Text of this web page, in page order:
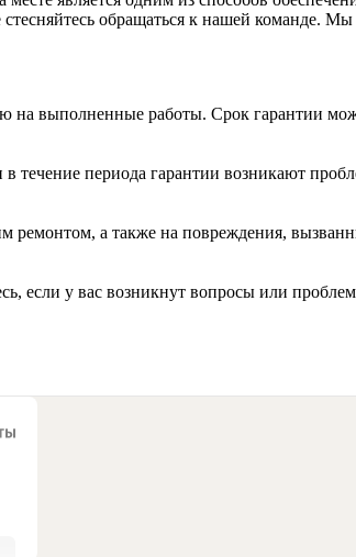
обращаться к нашей команде.
выполненные работы. Срок гарантии
течение периода гарантии возникают
ремонтом, а также на повреждения,
если у вас возникнут вопросы или